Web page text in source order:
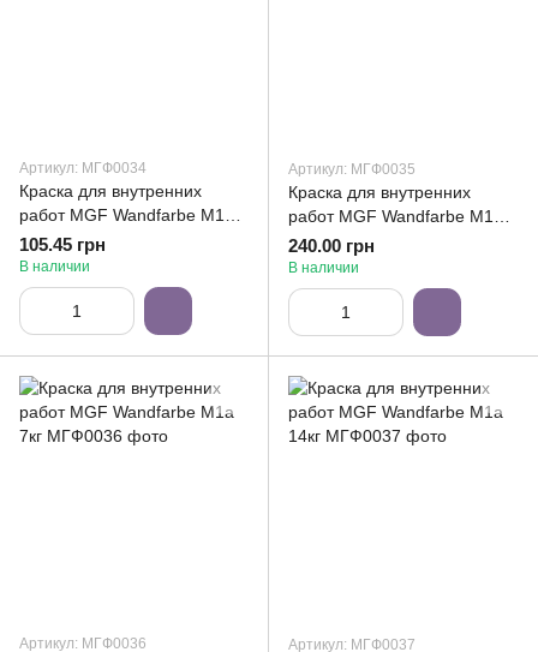
Артикул: МГФ0034
Краска для внутренних
работ MGF Wandfarbe M1a
1,4кг
105.45 грн
В наличии
Артикул: МГФ0035
Краска для внутренних
работ MGF Wandfarbe M1a
3,5кг
240.00 грн
В наличии
Артикул: МГФ0036 Артикул: МГФ0037